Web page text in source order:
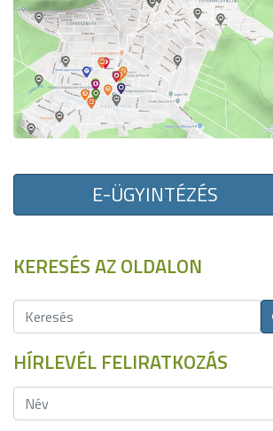
E-ÜGYINTÉZÉS
KERESÉS AZ OLDALON
HÍRLEVÉL FELIRATKOZÁS